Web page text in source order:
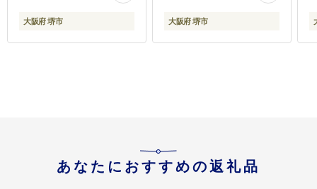
軽い風味 人気 おすすめ
り寄せ 通販 送料無料 ふ
大阪府 堺市
ストラバージンオイル
サラダ パスタ 洋食 人気
大阪府 堺市
あなたにおすすめの返礼品